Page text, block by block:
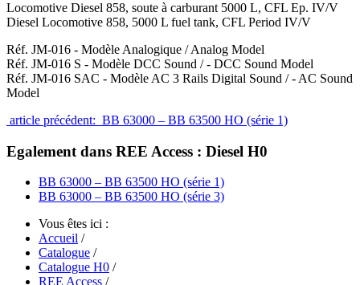
Locomotive Diesel 858, soute à carburant 5000 L, CFL Ep. IV/V
Diesel Locomotive 858, 5000 L fuel tank, CFL Period IV/V
Réf. JM-016 - Modèle Analogique /Analog Model
Réf. JM-016 S - Modèle DCC Sound / - DCC Sound Model
Réf. JM-016 SAC - Modèle AC 3 Rails Digital Sound / - AC Sound
Model
article précédent: BB 63000 – BB 63500 HO (série 1)
Egalement dans REE Access : Diesel H0
BB 63000 – BB 63500 HO (série 1)
BB 63000 – BB 63500 HO (série 3)
Vous êtes ici :
Accueil /
Catalogue /
Catalogue H0 /
REE Access /